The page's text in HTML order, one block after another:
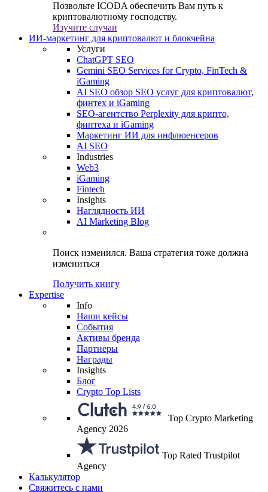
Позвольте ICODA обеспечить Вам путь к
криптовалютному господству.
Изучите случаи
ИИ-маркетинг для криптовалют и блокчейна
Услуги
ChatGPT SEO
Gemini SEO Services for Crypto, FinTech &
iGaming
AI SEO обзор SEO услуг для криптовалют,
финтех и iGaming
SEO-агентство Perplexity для крипто,
финтеха и iGaming
Маркетинг ИИ для инфлюенсеров
AI SEO
Industries
Web3
iGaming
Fintech
Insights
Наглядность ИИ
AI Marketing Blog
Поиск изменился. Ваша стратегия тоже должна
измениться
Получить книгу
Expertise
Info
Наши кейсы
События
Активы бренда
Партнеры
Награды
Insights
Блог
Crypto Top Lists
Top Crypto Marketing
Agency 2026
Top Rated Trustpilot
Agency
Калькулятор
Свяжитесь с нами